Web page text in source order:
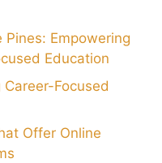
Pines: Empowering
Education
Focused
Offer Online